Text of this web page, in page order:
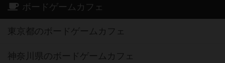
ボードゲームカフェ
東京都のボードゲームカフェ
神奈川県のボードゲームカフェ